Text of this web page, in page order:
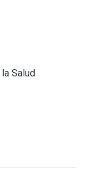
Salud